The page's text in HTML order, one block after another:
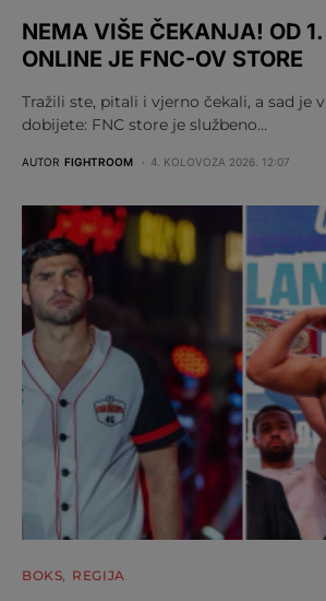
NEMA VIŠE ČEKANJA! OD
ONLINE JE FNC-OV STORE
Tražili ste, pitali i vjerno čekali, a sad je
dobijete: FNC store je službeno…
AUTOR FIGHTROOM 4. KOLOVOZA 2026. 12:07
BOKS REGIJA